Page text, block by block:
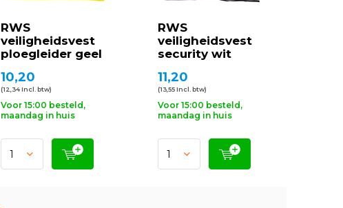
RWS
veiligheidsvest
ploegleider geel
10,20
(12,34 Incl. btw)
Voor 15:00 besteld,
maandag in huis
RWS
veiligheidsvest
security wit
11,20
(13,55 Incl. btw)
Voor 15:00 besteld,
maandag in huis